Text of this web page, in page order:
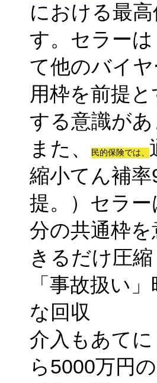
における最
す。セラー
て他のバイ
用枠を前提
する意識が
また、
民的保険では、
縮小てん補
提。）セラ
分の共通枠
きるだけ圧
「事故扱い
な回収
介入もあて
ら5000万円